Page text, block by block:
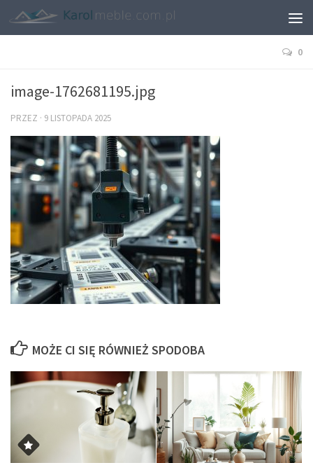
0
image-1762681195.jpg
PRZEZ · 9 LISTOPADA 2025
MOŻE CI SIĘ RÓWNIEŻ SPODOBA